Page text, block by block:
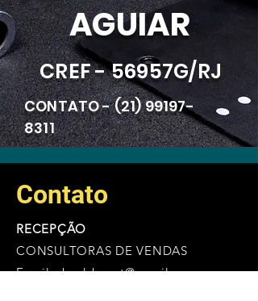
AGUIAR
CREF - 56957G/RJ
CONTATO -(21) 99197-
8311
Contato
RECEPÇÃO
CONSULTORAS DE VENDAS
Email -bodyboxct@gmail.com